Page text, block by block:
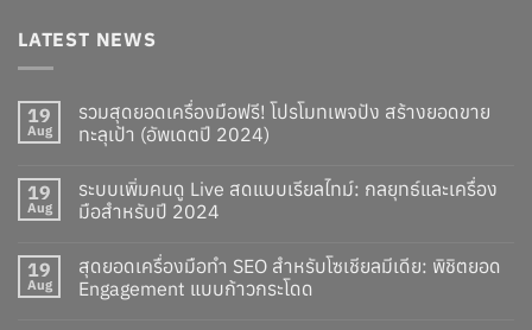
LATEST NEWS
19
Aug
รวมสุดยอดเครื่องมือฟรี! โปรโมทเพจปัง สร้างยอดขาย
ทะลุเป้า (อัพเดตปี 2024)
19
Aug
ระบบเพิ่มคนดู Live สดแบบเรียลไทม์: กลยุทธ์และเครื่อง
มือสำหรับปี 2024
19
Aug
สุดยอดเครื่องมือทำ SEO สำหรับโซเชียลมีเดีย: พิชิตยอด
Engagement แบบก้าวกระโดด